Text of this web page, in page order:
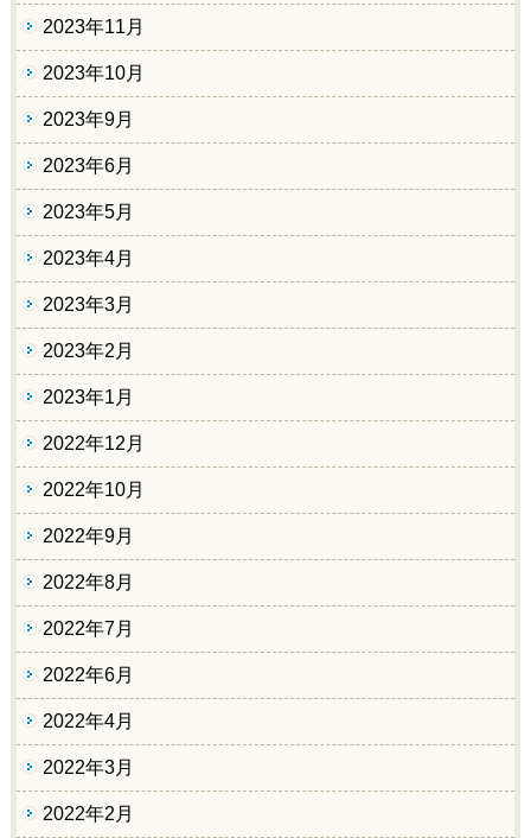
2023年11月
2023年10月
2023年9月
2023年6月
2023年5月
2023年4月
2023年3月
2023年2月
2023年1月
2022年12月
2022年10月
2022年9月
2022年8月
2022年7月
2022年6月
2022年4月
2022年3月
2022年2月